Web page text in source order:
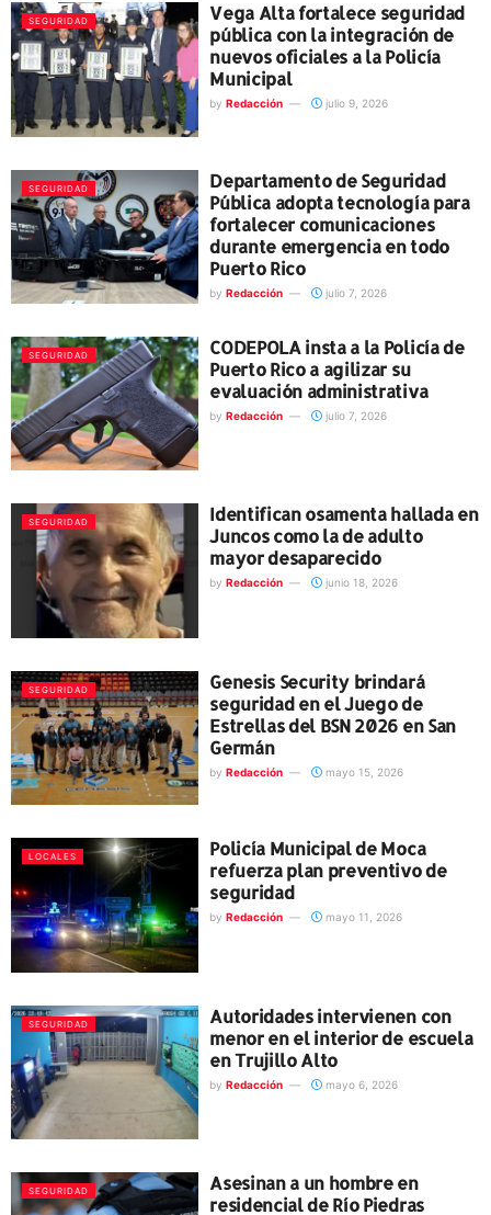
SEGURIDAD
Vega Alta fortalece seguridad
pública con la integración de
nuevos oficiales a la Policía
Municipal
by Redacción julio 9, 2026
SEGURIDAD
Departamento de Seguridad
Pública adopta tecnología para
fortalecer comunicaciones
durante emergencia en todo
Puerto Rico
by Redacción julio 7, 2026
SEGURIDAD
CODEPOLA insta a la Policía de
Puerto Rico a agilizar su
evaluación administrativa
by Redacción julio 7, 2026
SEGURIDAD
Identifican osamenta hallada en
Juncos como la de adulto
mayor desaparecido
by Redacción junio 18, 2026
SEGURIDAD
Genesis Security brindará
seguridad en el Juego de
Estrellas del BSN 2026 en San
Germán
by Redacción mayo 15, 2026
LOCALES
Policía Municipal de Moca
refuerza plan preventivo de
seguridad
by Redacción mayo 11, 2026
SEGURIDAD
Autoridades intervienen con
menor en el interior de escuela
en Trujillo Alto
by Redacción mayo 6, 2026
SEGURIDAD
Asesinan a un hombre en
residencial de Río Piedras